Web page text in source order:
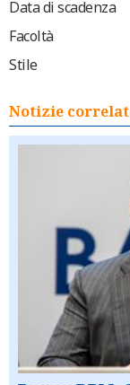
Data di scadenza
Facoltà
Stile
Notizie